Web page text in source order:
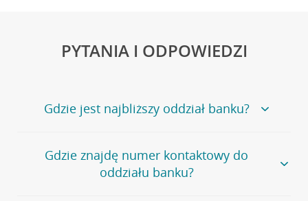
PYTANIA I ODPOWIEDZI
Gdzie jest najbliższy oddział banku?
Jeśli szukasz oddziału naszego banku, zapraszamy na
stronęPlacówki i bankomaty, na której znajduje się
wygodna wyszukiwarka.
Gdzie znajdę numer kontaktowy do
oddziału banku?